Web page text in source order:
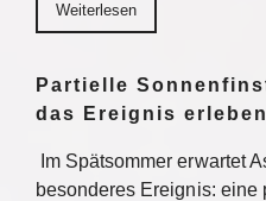
Weiterlesen
Partielle
das Ereignis erleben
Im Spätsommer erwartet
besonderes Ereignis: